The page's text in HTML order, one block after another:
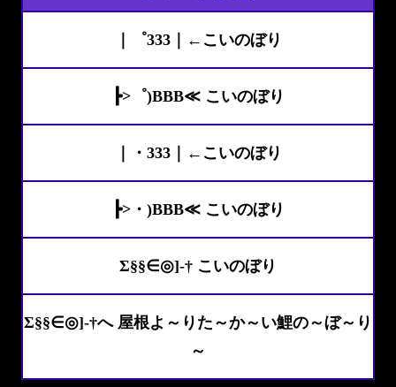
｜゜333｜←こいのぼり
┣>゜)BBB≪ こいのぼり
｜・333｜←こいのぼり
┣>・)BBB≪ こいのぼり
Σ§§∈◎]-† こいのぼり
Σ§§∈◎]-†へ 屋根よ～りた～か～い鯉の～ぼ～り
～